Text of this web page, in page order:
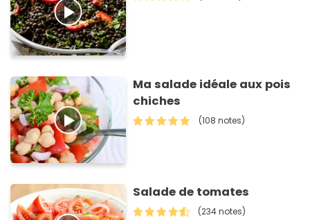
Ma salade idéale aux pois
chiches
(108 notes)
Salade de tomates
(234 notes)